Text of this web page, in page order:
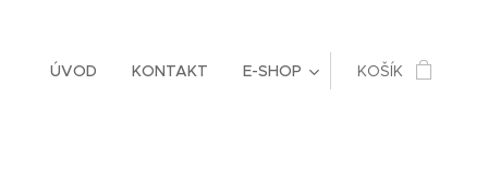
ÚVOD KONTAKT E-SHOP KOŠÍK